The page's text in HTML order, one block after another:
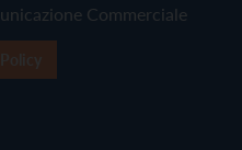
Commerciale